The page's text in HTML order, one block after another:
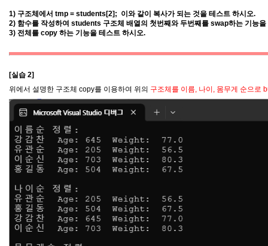
1) 구조체에서 tmp = students[2]; 이와 같이 복사가 되는 것을 테스트 하시오.
2) 함수를 작성하여 students 구조체 배열의 첫번째와 두번째를 swap하는 기능을
3) 전체를 copy 하는 기능을 테스트 하시오.
[실습 2]
위에서 설명한 구조체 copy를 이용하여 위의 구조체를 이름, 나이, 몸무게 순으로